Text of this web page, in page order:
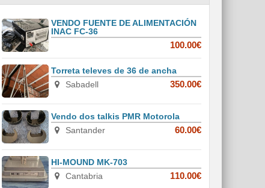
VENDO FUENTE DE ALIMENTACIÓN
INAC FC-36
100.00€
Torreta televes de 36 de ancha
Sabadell
350.00€
Vendo dos talkis PMR Motorola
Santander
60.00€
HI-MOUND MK-703
Cantabria
110.00€